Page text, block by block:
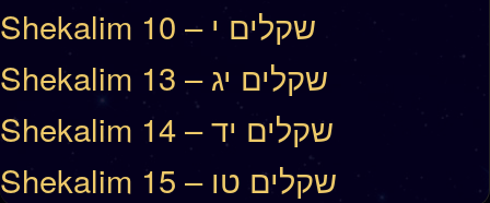
Shekalim 10 – שקלים י
Shekalim 13 – שקלים יג
Shekalim 14 – שקלים יד
Shekalim 15 – שקלים טו